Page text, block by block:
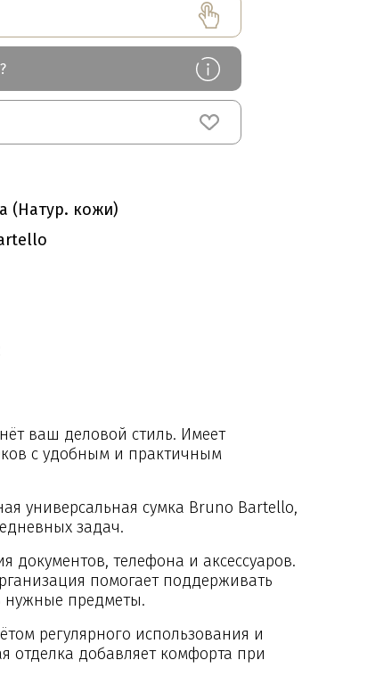
(Натур. кожи)
ваш деловой стиль. Имеет
с удобным и практичным
универсальная сумка Bruno Bartello,
задач.
документов, телефона и аксессуаров.
помогает поддерживать
нужные предметы.
регулярного использования и
отделка добавляет комфорта при